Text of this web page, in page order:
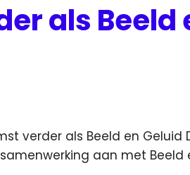
als Beeld
verder als Beeld en Geluid
aan met Beeld